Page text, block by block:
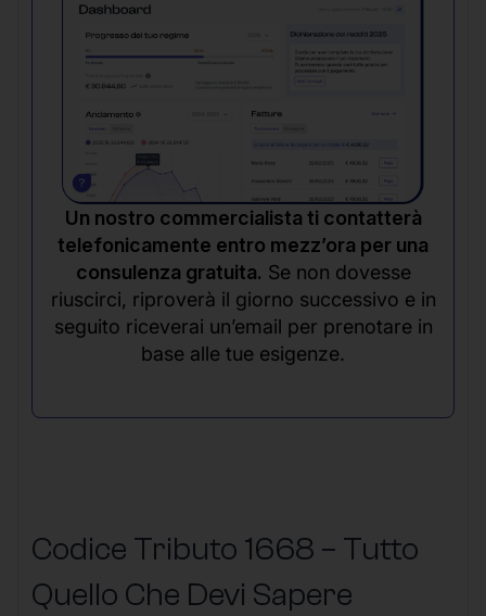
Un nostro commercialista ti contatterà
telefonicamente entro mezz’ora per una
consulenza gratuita. Se non dovesse
riuscirci, riproverà il giorno successivo e in
seguito riceverai un’email per prenotare in
base alle tue esigenze.
Codice Tributo 1668 – Tutto
Quello Che Devi Sapere